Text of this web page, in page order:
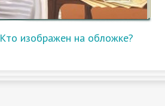
Кто изображен на обложке?